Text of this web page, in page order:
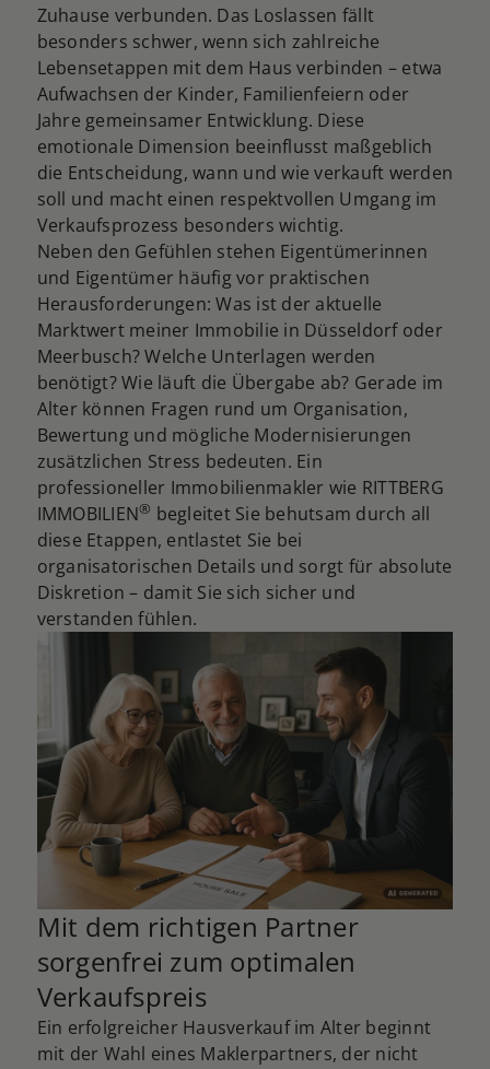
Zuhause verbunden. Das Loslassen fällt
besonders schwer, wenn sich zahlreiche
Lebensetappen mit dem Haus verbinden – etwa
Aufwachsen der Kinder, Familienfeiern oder
Jahre gemeinsamer Entwicklung. Diese
emotionale Dimension beeinflusst maßgeblich
die Entscheidung, wann und wie verkauft werden
soll und macht einen respektvollen Umgang im
Verkaufsprozess besonders wichtig.
Neben den Gefühlen stehen Eigentümerinnen
und Eigentümer häufig vor praktischen
Herausforderungen: Was ist der aktuelle
Marktwert meiner Immobilie in Düsseldorf oder
Meerbusch? Welche Unterlagen werden
benötigt? Wie läuft die Übergabe ab? Gerade im
Alter können Fragen rund um Organisation,
Bewertung und mögliche Modernisierungen
zusätzlichen Stress bedeuten. Ein
professioneller Immobilienmakler wie RITTBERG
IMMOBILIEN® begleitet Sie behutsam durch all
diese Etappen, entlastet Sie bei
organisatorischen Details und sorgt für absolute
Diskretion – damit Sie sich sicher und
verstanden fühlen.
Mit dem richtigen Partner
sorgenfrei zum optimalen
Verkaufspreis
Ein erfolgreicher Hausverkauf im Alter beginnt
mit der Wahl eines Maklerpartners, der nicht